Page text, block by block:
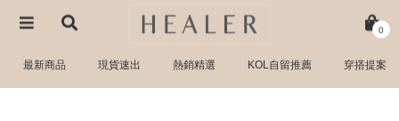
0
最新商品 現貨速出 熱銷精選 KOL自留推薦 穿搭提案